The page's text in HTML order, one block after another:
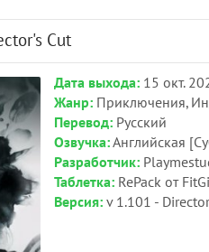
Cut
Дата выхода:15 окт.
Жанр:Приключения,
Перевод:Русский
Озвучка:Английская
Разработчик:
Таблетка:RePack от
Версия:v 1.101 -